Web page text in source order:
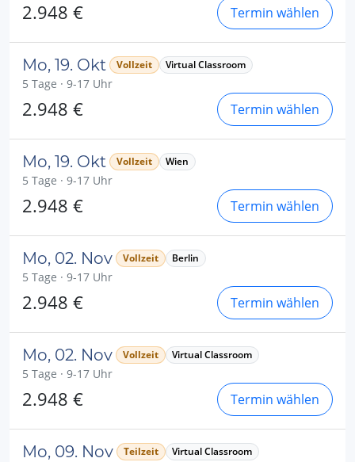
2.948 € Termin wählen
Mo, 19. Okt Vollzeit Virtual Classroom
5 Tage · 9-17 Uhr
2.948 € Termin wählen
Mo, 19. Okt Vollzeit Wien
5 Tage · 9-17 Uhr
2.948 € Termin wählen
Mo, 02. Nov Vollzeit Berlin
5 Tage · 9-17 Uhr
2.948 € Termin wählen
Mo, 02. Nov Vollzeit Virtual Classroom
5 Tage · 9-17 Uhr
2.948 € Termin wählen
Mo, 09. Nov Teilzeit Virtual Classroom